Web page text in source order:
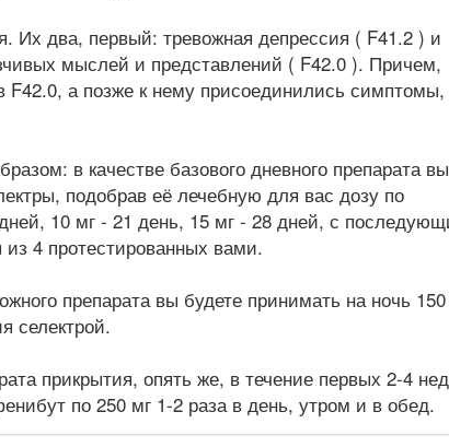
Их два, первый: тревожная депрессия ( F41.2 ) и
мыслей и представлений ( F42.0 ). Причем,
а позже к нему присоединились симптомы,
в качестве базового дневного препарата вы
подобрав её лечебную для вас дозу по
10 мг - 21 день, 15 мг - 28 дней, с
4 протестированных вами.
препарата вы будете принимать на ночь
селектрой.
прикрытия, опять же, в течение первых 2-4
по 250 мг 1-2 раза в день, утром и в обед.